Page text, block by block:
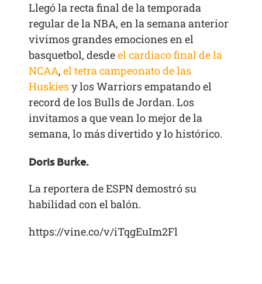
Llegó la recta final de la temporada
regular de la NBA, en la semana anterior
vivimos grandes emociones en el
basquetbol, desdeel cardiaco final de la
NCAA,el tetra campeonato de las
Huskiesy los Warriors empatando el
record de los Bulls de Jordan. Los
invitamos a que vean lo mejor de la
semana, lo más divertido y lo histórico.
Doris Burke.
La reportera de ESPN demostró su
habilidad con el balón.
https://vine.co/v/iTqgEuIm2Fl